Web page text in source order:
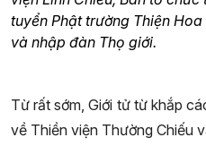
tuyển Phật trường Thiện
và nhập đàn Thọ giới.
Từ rất sớm, Giới tử từ khắp
về Thiền viện Thường Chiếu